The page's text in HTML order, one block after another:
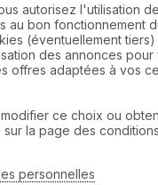
de la Loire
+ Dolce Via et
typé VTT)
au 3 avril 2026 (3
/ 2200m] On part de
on commence le dûr.
de chem »
autorisez l'utilisation
au bon fonctionnement
(éventuellement
des annonces pour
offres adaptées à vos
ce choix ou
la page des
personnelles